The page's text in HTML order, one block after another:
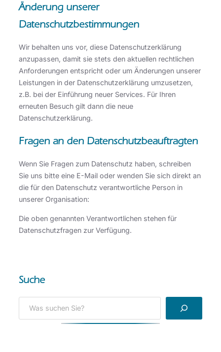
Änderung unserer
Datenschutzbestimmungen
Wir behalten uns vor, diese Datenschutzerklärung
anzupassen, damit sie stets den aktuellen rechtlichen
Anforderungen entspricht oder um Änderungen unserer
Leistungen in der Datenschutzerklärung umzusetzen,
z.B. bei der Einführung neuer Services. Für Ihren
erneuten Besuch gilt dann die neue
Datenschutzerklärung.
Fragen an den Datenschutzbeauftragten
Wenn Sie Fragen zum Datenschutz haben, schreiben
Sie uns bitte eine E-Mail oder wenden Sie sich direkt an
die für den Datenschutz verantwortliche Person in
unserer Organisation:
Die oben genannten Verantwortlichen stehen für
Datenschutzfragen zur Verfügung.
Suche